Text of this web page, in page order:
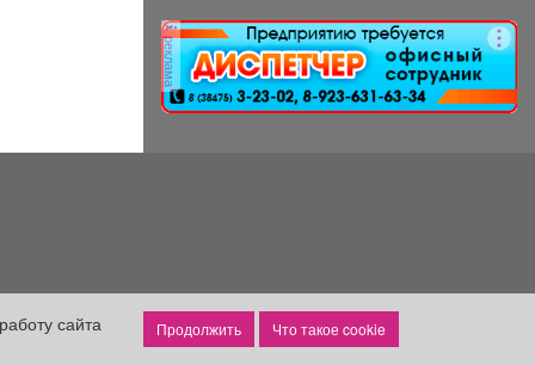
"Поезд Победы"....
реклама
сайта
Что такое cookie